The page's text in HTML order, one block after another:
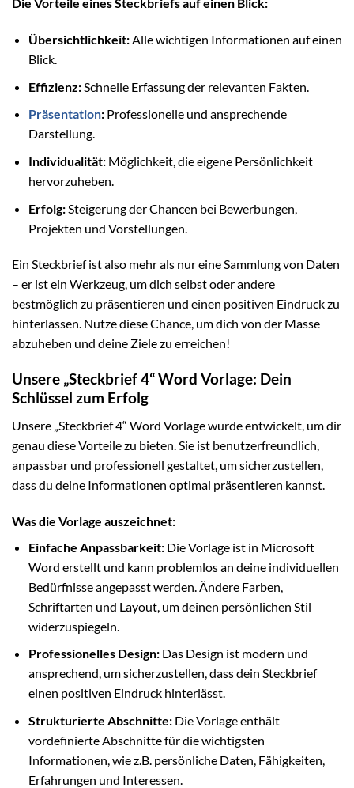
Die Vorteile eines Steckbriefs auf einen Blick:
Übersichtlichkeit:Alle wichtigen Informationen auf einen
Blick.
Effizienz:Schnelle Erfassung der relevanten Fakten.
Präsentation:Professionelle und ansprechende
Darstellung.
Individualität:Möglichkeit, die eigene Persönlichkeit
hervorzuheben.
Erfolg:Steigerung der Chancen bei Bewerbungen,
Projekten und Vorstellungen.
Ein Steckbrief ist also mehr als nur eine Sammlung von Daten
– er ist ein Werkzeug, um dich selbst oder andere
bestmöglich zu präsentieren und einen positiven Eindruck zu
hinterlassen. Nutze diese Chance, um dich von der Masse
abzuheben und deine Ziele zu erreichen!
Unsere „Steckbrief 4“ Word Vorlage: Dein
Schlüssel zum Erfolg
Unsere „Steckbrief 4“ Word Vorlage wurde entwickelt, um dir
genau diese Vorteile zu bieten. Sie ist benutzerfreundlich,
anpassbar und professionell gestaltet, um sicherzustellen,
dass du deine Informationen optimal präsentieren kannst.
Was die Vorlage auszeichnet:
Einfache Anpassbarkeit:Die Vorlage ist in Microsoft
Word erstellt und kann problemlos an deine individuellen
Bedürfnisse angepasst werden. Ändere Farben,
Schriftarten und Layout, um deinen persönlichen Stil
widerzuspiegeln.
Professionelles Design:Das Design ist modern und
ansprechend, um sicherzustellen, dass dein Steckbrief
einen positiven Eindruck hinterlässt.
Strukturierte Abschnitte:Die Vorlage enthält
vordefinierte Abschnitte für die wichtigsten
Informationen, wie z.B. persönliche Daten, Fähigkeiten,
Erfahrungen und Interessen.